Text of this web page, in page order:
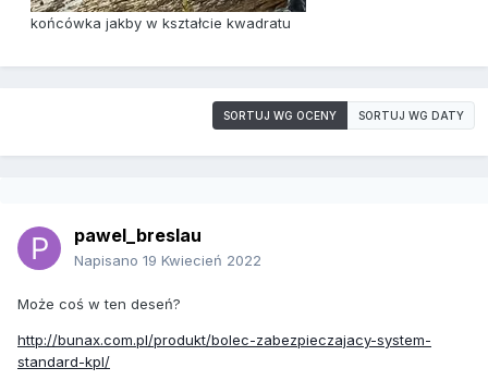
końcówka jakby w kształcie kwadratu
SORTUJ WG OCENY SORTUJ WG DATY
pawel_breslau
Napisano 19 Kwiecień 2022
Może coś w ten deseń?
http://bunax.com.pl/produkt/bolec-zabezpieczajacy-system-
standard-kpl/